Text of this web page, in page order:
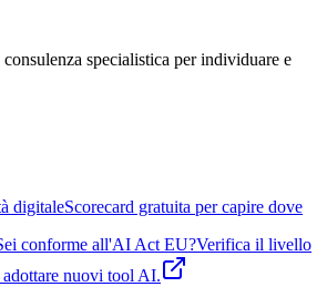
specialistica per individuare e
digitaleScorecard gratuita per capire dove
conforme all'AI Act EU?Verifica il livello
nuovi tool AI.